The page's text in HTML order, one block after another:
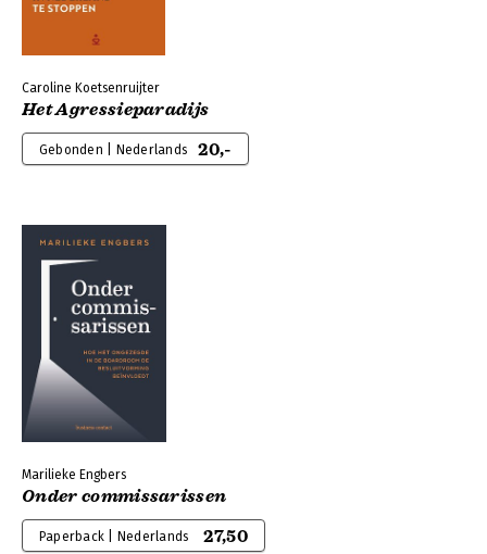
Caroline Koetsenruijter
Het Agressieparadijs
Gebonden | Nederlands 20,-
Marilieke Engbers
Onder commissarissen
Paperback | Nederlands 27,50